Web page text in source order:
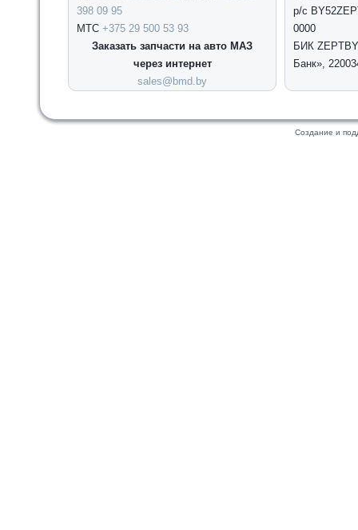
398 09 95
МТС +375 29 500 53 93
Заказать запчасти на авто МАЗ
через интернет
sales@bmd.by
р/с
0000
БИК
Банк»,
Создание и